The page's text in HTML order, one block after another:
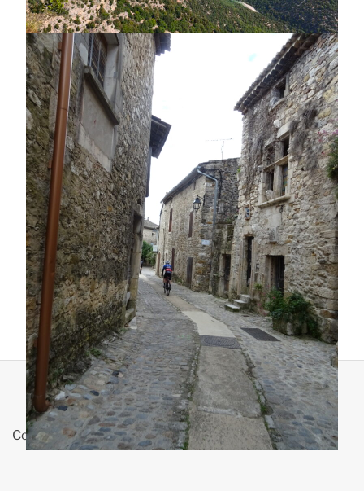
Ardèche 2026
2026-05-16
Copyright © Cyclos Club Cagnois 2026